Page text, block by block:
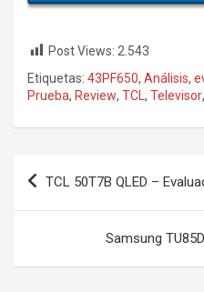
Post Views: 2.543
Etiquetas: 43PF650, Análisis,
Prueba, Review, TCL , Televisor,
Navegación
TCL 50T7B QLED –
Samsung